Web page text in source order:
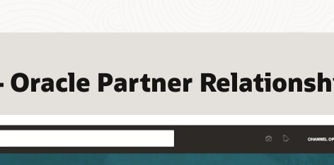
Partner